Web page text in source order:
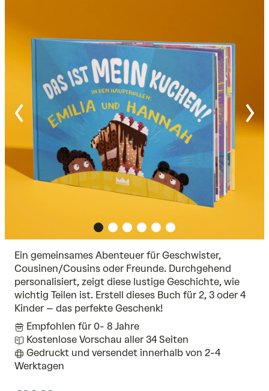
Ein gemeinsames Abenteuer für Geschwister,
Cousinen/Cousins oder Freunde. Durchgehend
personalisiert, zeigt diese lustige Geschichte, wie
wichtig Teilen ist. Erstell dieses Buch für 2, 3 oder 4
Kinder – das perfekte Geschenk!
Empfohlen für 0- 8 Jahre
Kostenlose Vorschau aller 34 Seiten
Gedruckt und versendet innerhalb von 2-4
Werktagen